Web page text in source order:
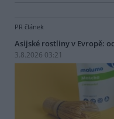
PR článek
Asijské rostliny v Evropě:
3.8.2026 03:21